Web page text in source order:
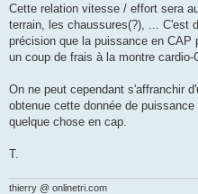
Cette relation vitesse / effort sera
terrain, les chaussures(?), ... C'est
précision que la puissance en CAP
un coup de frais à la montre cardio-
On ne peut cependant s'affranchir
obtenue cette donnée de
quelque chose en cap.
T.
thierry @ onlinetri.com